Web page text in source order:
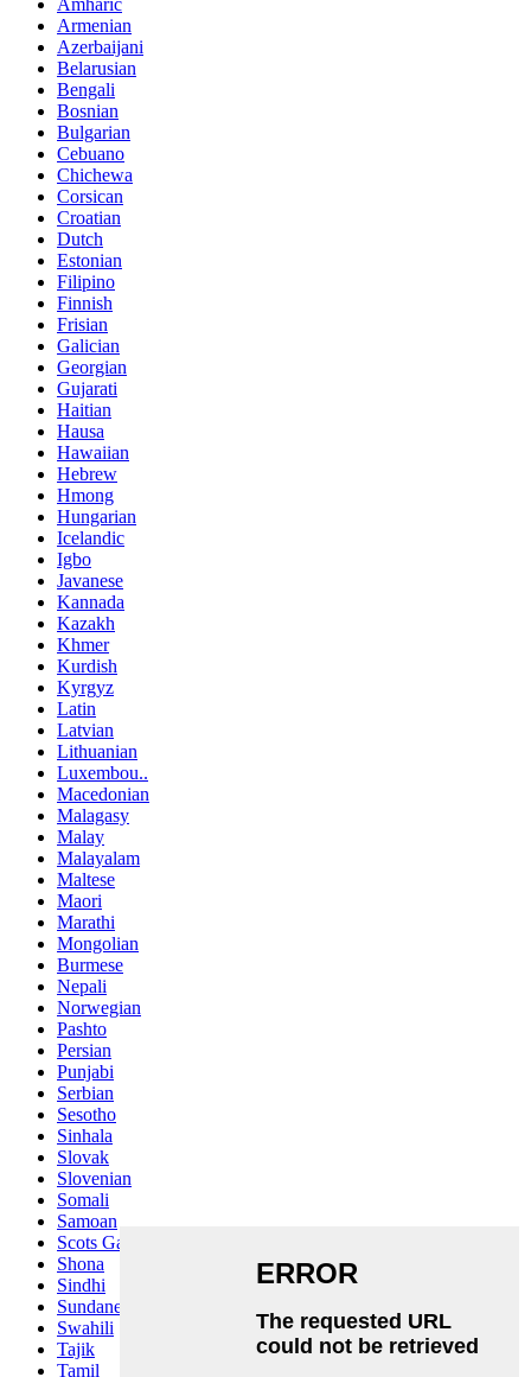
Armenian
Azerbaijani
Belarusian
Bengali
Bosnian
Bulgarian
Cebuano
Chichewa
Corsican
Croatian
Dutch
Estonian
Filipino
Finnish
Frisian
Galician
Georgian
Gujarati
Haitian
Hausa
Hawaiian
Hebrew
Hmong
Hungarian
Icelandic
Igbo
Javanese
Kannada
Kazakh
Khmer
Kurdish
Kyrgyz
Latin
Latvian
Lithuanian
Luxembou..
Macedonian
Malagasy
Malay
Malayalam
Maltese
Maori
Marathi
Mongolian
Burmese
Nepali
Norwegian
Pashto
Persian
Punjabi
Serbian
Sesotho
Sinhala
Slovak
Slovenian
Somali
Samoan
Scots Gaelic
Shona
Sindhi
Sundanese
Swahili
Tajik
Tamil